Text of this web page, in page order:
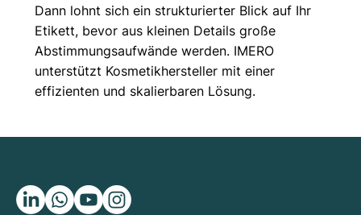
Dann lohnt sich ein strukturierter Blick auf Ihr
Etikett, bevor aus kleinen Details große
Abstimmungsaufwände werden. IMERO
unterstützt Kosmetikhersteller mit einer
effizienten und skalierbaren Lösung.